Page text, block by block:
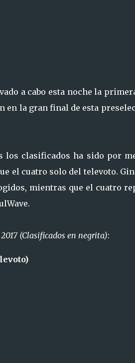
a cabo esta noche la
la gran final de esta
los clasificados ha sido por
el cuatro solo del televoto.
mientras que el cuatro
(Clasificados en negrita):